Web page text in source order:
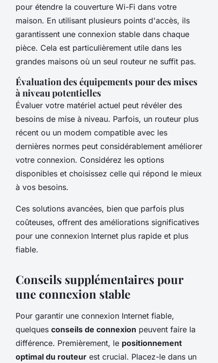
pour étendre la couverture Wi-Fi dans votre
maison. En utilisant plusieurs points d'accès, ils
garantissent une connexion stable dans chaque
pièce. Cela est particulièrement utile dans les
grandes maisons où un seul routeur ne suffit pas.
Évaluation des équipements pour des mises
à niveau potentielles
Évaluer votre matériel actuel peut révéler des
besoins de mise à niveau. Parfois, un routeur plus
récent ou un modem compatible avec les
dernières normes peut considérablement améliorer
votre connexion. Considérez les options
disponibles et choisissez celle qui répond le mieux
à vos besoins.
Ces solutions avancées, bien que parfois plus
coûteuses, offrent des améliorations significatives
pour une connexion Internet plus rapide et plus
fiable.
Conseils supplémentaires pour
une connexion stable
Pour garantir une connexion Internet fiable,
quelques conseils de connexion peuvent faire la
différence. Premièrement, le positionnement
optimal du routeur est crucial. Placez-le dans un